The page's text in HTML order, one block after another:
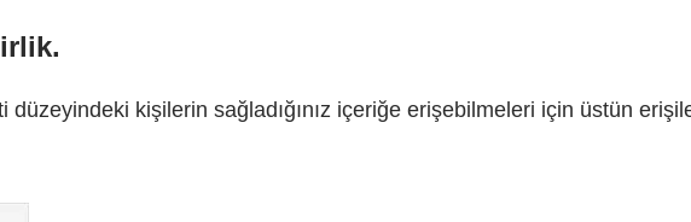
kişilerin sağladığınız içeriğe erişebilmeleri için üstün